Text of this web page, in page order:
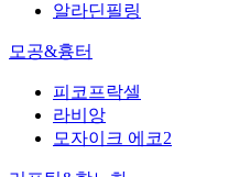
알라딘필링
모공&흉터
피코프락셀
라비앙
모자이크 에코2